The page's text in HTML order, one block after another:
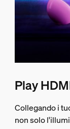
Play
Collegando i
non solo